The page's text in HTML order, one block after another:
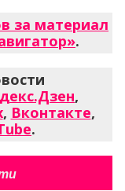
за материал
.
,
, Вконтакте,
.